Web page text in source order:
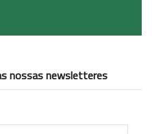
nossas newsletteres